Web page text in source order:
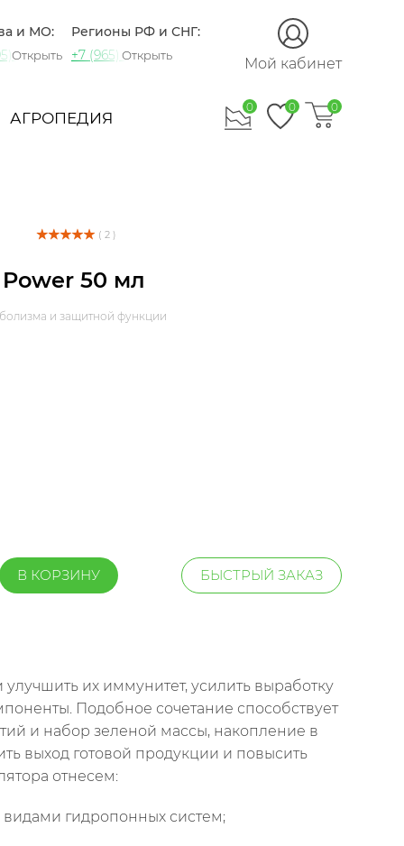
и МО:
721-60-15
Открыть
Регионы РФ и СНГ:
+7 (965) 420-10-10
Открыть Мой кабинет
АГРОПЕДИЯ
0 0 0
( 2 )
50 мл
и защитной функции
В КОРЗИНУ БЫСТРЫЙ ЗАКАЗ
их иммунитет, усилить выработку
Подобное сочетание способствует
и набор зеленой массы, накопление в
выход готовой продукции и повысить
отнесем:
видами гидропонных систем;